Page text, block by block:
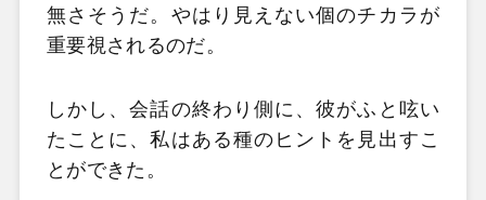
無さそうだ。やはり見えない個のチカラが
重要視されるのだ。
しかし、会話の終わり側に、彼がふと呟い
たことに、私はある種のヒントを見出すこ
とができた。